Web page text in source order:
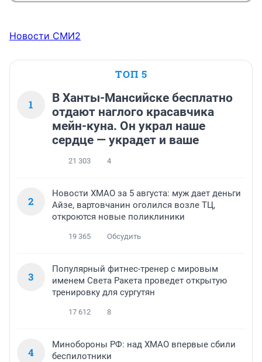
Новости СМИ2
ТОП 5
1
В Ханты-Мансийске бесплатно
отдают наглого красавчика
мейн-куна. Он украл наше
сердце — украдет и ваше
21 303 4
2
Новости ХМАО за 5 августа: муж дает деньги
Айзе, вартовчанин оголился возле ТЦ,
откроются новые поликлиники
19 365 Обсудить
3
Популярный фитнес-тренер с мировым
именем Света Ракета проведет открытую
тренировку для сургутян
17 612 8
4
Минобороны РФ: над ХМАО впервые сбили
беспилотники